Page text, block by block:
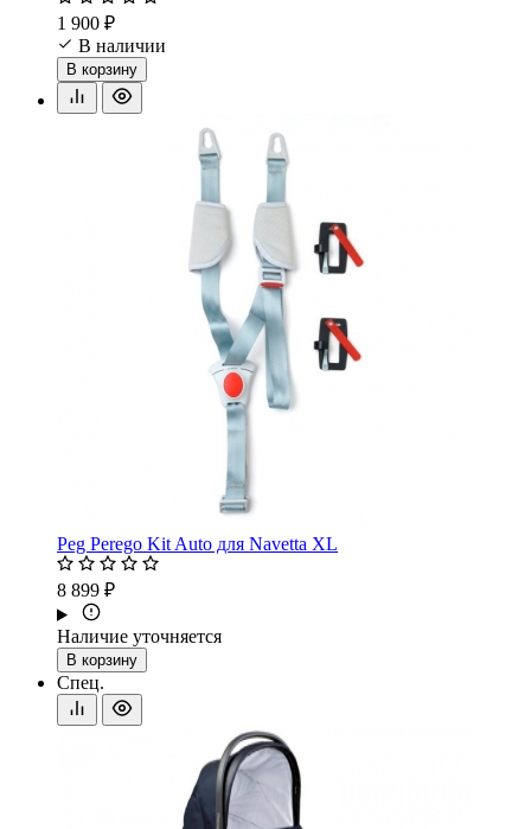
1 900 ₽
В наличии
В корзину
Peg Perego Kit Auto для Navetta XL
8 899 ₽
Наличие уточняется
В корзину
Спец.